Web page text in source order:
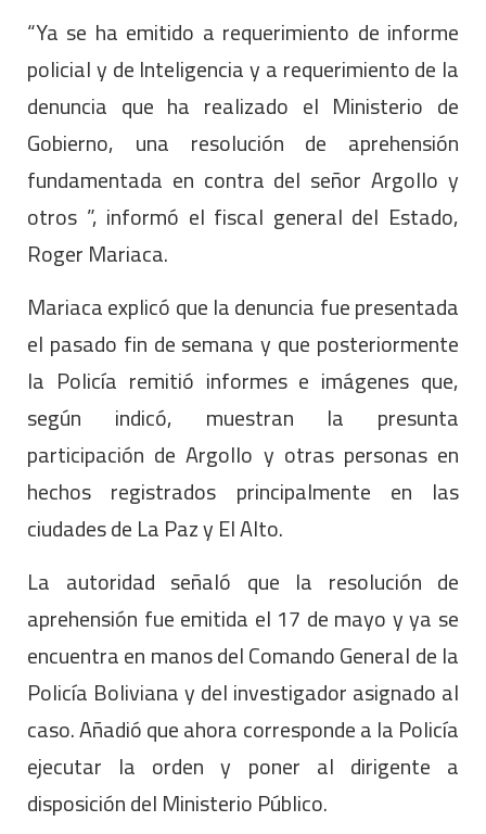
“Ya se ha emitido a requerimiento de informe
policial y de Inteligencia y a requerimiento de la
denuncia que ha realizado el Ministerio de
Gobierno, una resolución de aprehensión
fundamentada en contra del señor Argollo y
otros ”, informó el fiscal general del Estado,
Roger Mariaca.
Mariaca explicó que la denuncia fue presentada
el pasado fin de semana y que posteriormente
la Policía remitió informes e imágenes que,
según indicó, muestran la presunta
participación de Argollo y otras personas en
hechos registrados principalmente en las
ciudades de La Paz y El Alto.
La autoridad señaló que la resolución de
aprehensión fue emitida el 17 de mayo y ya se
encuentra en manos del Comando General de la
Policía Boliviana y del investigador asignado al
caso. Añadió que ahora corresponde a la Policía
ejecutar la orden y poner al dirigente a
disposición del Ministerio Público.